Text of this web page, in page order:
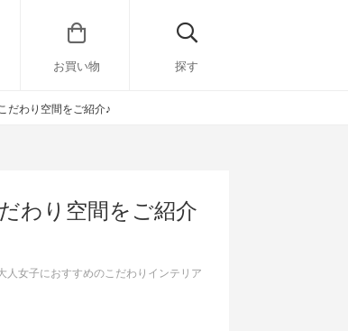
お買い物 探す
だわり空間をご紹介♪
わり空間をご紹介
人女子におすすめのこだわりインテリア